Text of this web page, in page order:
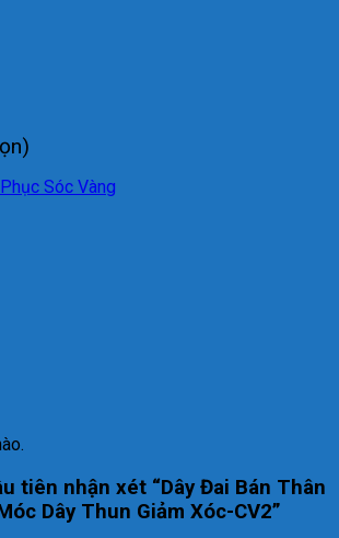
Sóc Vàng
tiên nhận xét “Dây Đai Bán Thân
Dây Thun Giảm Xóc-CV2”